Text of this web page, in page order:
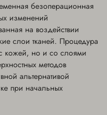
безоперационная
изменений
на воздействии
слои тканей. Процедура
с кожей, но и со слоями
методов
альтернативой
при начальных